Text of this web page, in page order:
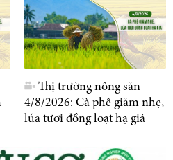
Thị trường nông sản
4/8/2026: Cà phê giảm nhẹ,
lúa tươi đồng loạt hạ giá